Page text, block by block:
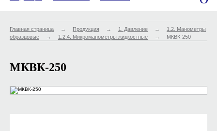
Главная страница → Продукция → 1. Давление →
1.2. Манометры
образцовые
→ 1.2.4. Микроманометры жидкостные → МКВК-250
МКВК-250